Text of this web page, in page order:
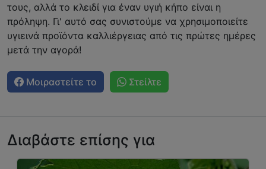
τους, αλλά το κλειδί για έναν υγιή κήπο είναι η
πρόληψη. Γι' αυτό σας συνιστούμε να χρησιμοποιείτε
υγιεινά προϊόντα καλλιέργειας από τις πρώτες ημέρες
μετά την αγορά!
Μοιραστείτε το Στείλτε
Διαβάστε επίσης για